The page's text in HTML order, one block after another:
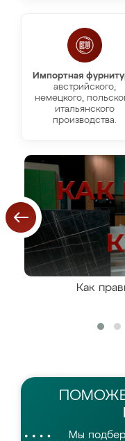
Импортная
австрийского,
немецкого,
итальянского
производства.
Как
Мы